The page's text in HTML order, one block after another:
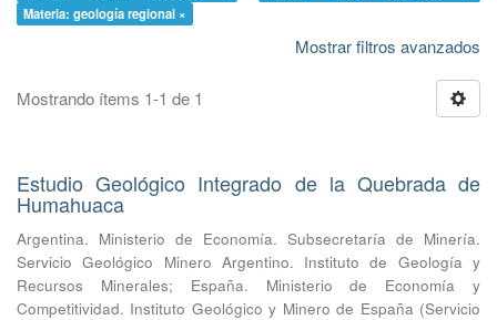
Materia: geología regional ×
Mostrar filtros avanzados
Mostrando ítems 1-1 de 1
Estudio Geológico Integrado de la Quebrada de
Humahuaca
Argentina. Ministerio de Economía. Subsecretaría de Minería.
Servicio Geológico Minero Argentino. Instituto de Geología y
Recursos Minerales; España. Ministerio de Economía y
Competitividad. Instituto Geológico y Minero de España (Servicio